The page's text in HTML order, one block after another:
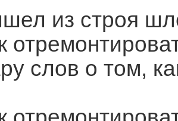
из строя
слов о том,